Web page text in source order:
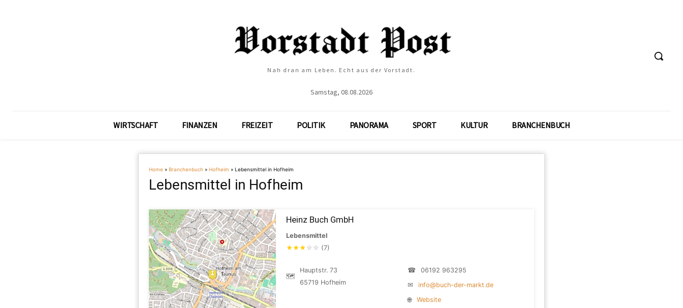
Nah dran am Leben. Echt aus der Vorstadt.
Samstag, 08.08.2026
WIRTSCHAFT FINANZEN FREIZEIT POLITIK PANORAMA SPORT KULTUR BRANCHENBUCH
Home » Branchenbuch » Hofheim » Lebensmittel in Hofheim
Lebensmittel in Hofheim
Heinz Buch GmbH
Lebensmittel
★★★ ☆ ☆ (7)
🗺
Hauptstr. 73
65719 Hofheim
☎
06192 963295
✉
info@buch-der-markt.de
🌐
Website